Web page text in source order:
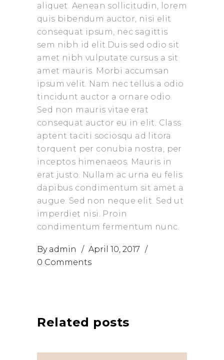
aliquet. Aenean sollicitudin, lorem
quis bibendum auctor, nisi elit
consequat ipsum, nec sagittis
sem nibh id elit.Duis sed odio sit
amet nibh vulputate cursus a sit
amet mauris. Morbi accumsan
ipsum velit. Nam nec tellus a odio
tincidunt auctor a ornare odio.
Sed non mauris vitae erat
consequat auctor eu in elit. Class
aptent taciti sociosqu ad litora
torquent per conubia nostra, per
inceptos himenaeos. Mauris in
erat justo. Nullam ac urna eu felis
dapibus condimentum sit amet a
augue. Sed non neque elit. Sed ut
imperdiet nisi. Proin
condimentum fermentum nunc.
By admin
April 10, 2017
0 Comments
Related posts